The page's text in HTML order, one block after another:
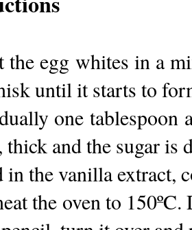
the egg whites in a
until it starts to
one tablespoon
thick and the sugar is
in the vanilla extract,
the oven to 150ºC.